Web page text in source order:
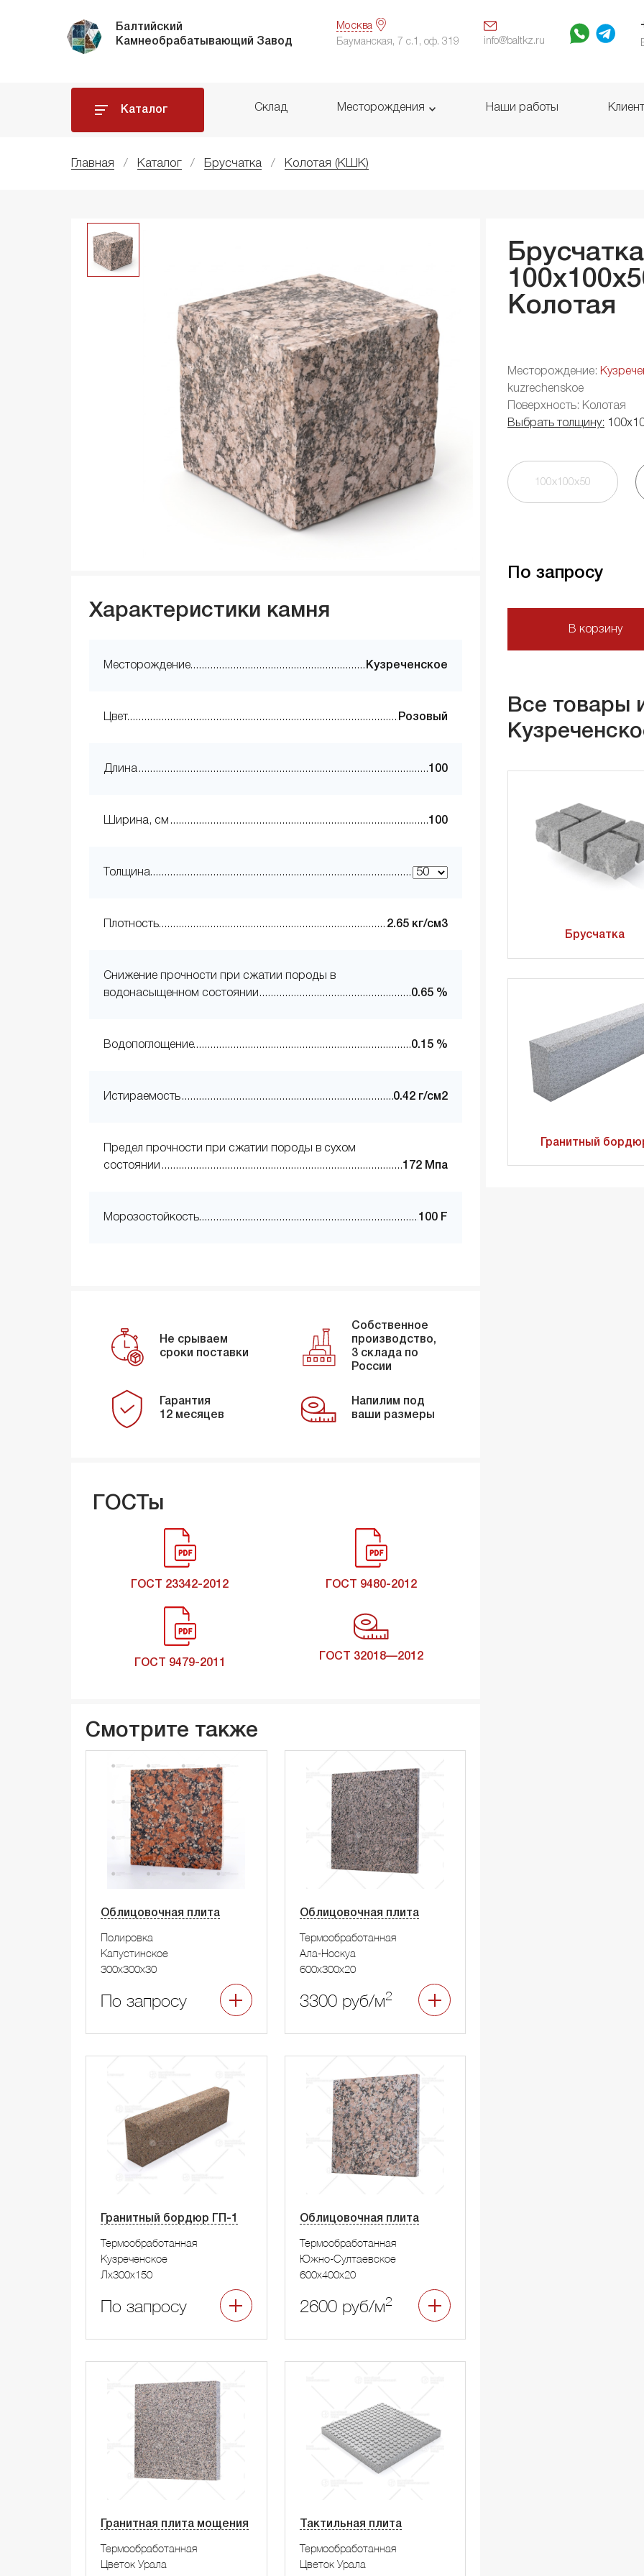
Балтийский
Камнеобрабатывающий Завод
Москва
Бауманская, 7 с.1, оф. 319 info@baltkz.ru
Каталог Склад Месторождения Наши работы
Главная Каталог Брусчатка Колотая (КШК)
100x100x
Колотая
Месторождение:
kuzrechenskoe
Поверхность: Колотая
Выбрать толщину:
100х100х50
По запросу
В корзину
Все товары
Брусчатка
Гранитный
Характеристики камня
Месторождение Кузреченское
Цвет Розовый
Длина 100
Ширина, см 100
Толщина
Плотность 2.65 кг/см3
Снижение прочности при сжатии породы в
водонасыщенном состоянии
0.65 %
Водопоглощение 0.15 %
Истираемость 0.42 г/см2
Предел прочности при сжатии породы в сухом
состоянии
172 Мпа
Морозостойкость 100 F
Не срываем
сроки поставки
Собственное
производство,
3 склада по
России
Гарантия
12 месяцев
Напилим под
ваши размеры
ГОСТы
ГОСТ 23342-2012 ГОСТ 9480-2012
ГОСТ 9479-2011
ГОСТ 32018—2012
Смотрите также
Облицовочная плита
Полировка
Капустинское
300x300x30
По запросу
Облицовочная плита
Термообработанная
Ала-Носкуа
600x300x20
3300 руб/м2
Гранитный бордюр ГП-1
Термообработанная
Кузреченское
Лx300x150
По запросу
Облицовочная плита
Термообработанная
Южно-Султаевское
600x400x20
2600 руб/м2
Гранитная плита мощения
Термообработанная
Цветок Урала
Тактильная плита
Термообработанная
Цветок Урала